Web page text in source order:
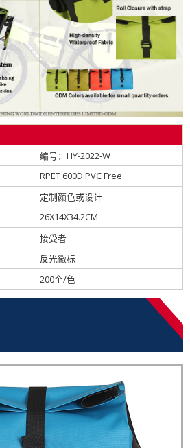
编号：HY-2022-W
RPET 600D PVC Free
定制颜色或设计
26X14X34.2CM
接受者
反光徽标
200个/色